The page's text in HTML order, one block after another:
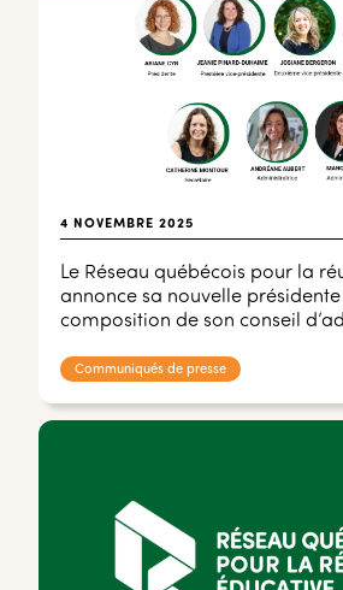
4 NOVEMBRE 2025
Le Réseau québécois pour la
annonce sa nouvelle
composition de son conseil
Communiqués de presse